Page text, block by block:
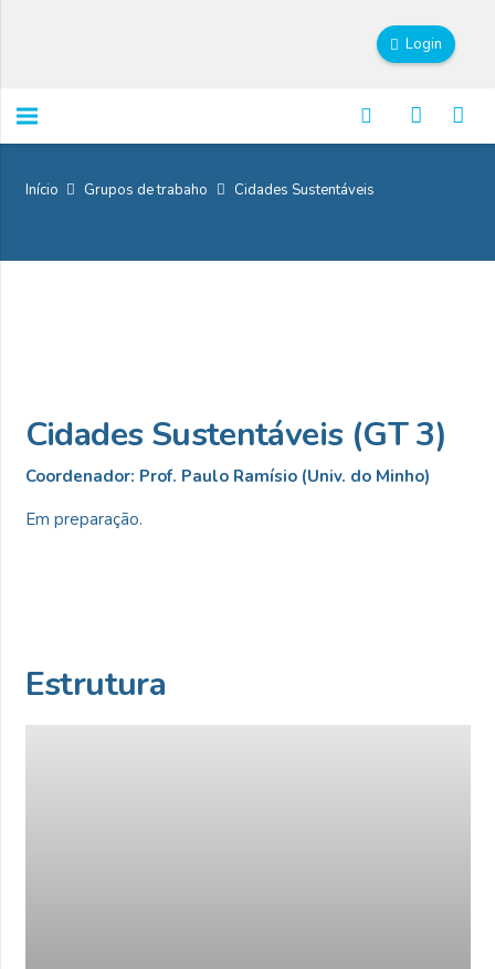
Login
Início Grupos de trabaho Cidades Sustentáveis
Cidades Sustentáveis (GT 3)
Coordenador: Prof. Paulo Ramísio (Univ. do Minho)
Em preparação.
Estrutura